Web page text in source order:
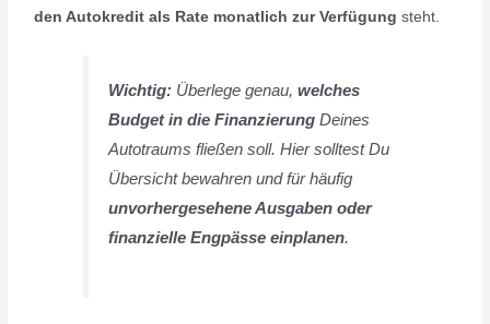
den Autokredit als Rate monatlich zur Verfügung steht.
Wichtig: Überlege genau,welches
Budget in die Finanzierung Deines
Autotraums fließen soll. Hier solltest Du
Übersicht bewahren und für häufig
unvorhergesehene Ausgaben oder
finanzielle Engpässe einplanen.